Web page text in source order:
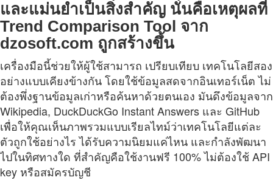
และแม่นยำเป็นสิ่งสำคัญ นั่นคือเหตุผลที่
Trend Comparison Tool จาก
dzosoft.com ถูกสร้างขึ้น
เครื่องมือนี้ช่วยให้ผู้ใช้สามารถ เปรียบเทียบ เทคโนโลยีสอง
อย่างแบบเคียงข้างกัน โดยใช้ข้อมูลสดจากอินเทอร์เน็ต ไม่
ต้องพึ่งฐานข้อมูลเก่าหรือค้นหาด้วยตนเอง มันดึงข้อมูลจาก
Wikipedia, DuckDuckGo Instant Answers และ GitHub
เพื่อให้คุณเห็นภาพรวมแบบเรียลไทม์ว่าเทคโนโลยีแต่ละ
ตัวถูกใช้อย่างไร ได้รับความนิยมแค่ไหน และกำลังพัฒนา
ไปในทิศทางใด ที่สำคัญคือใช้งานฟรี 100% ไม่ต้องใช้ API
key หรือสมัครบัญชี